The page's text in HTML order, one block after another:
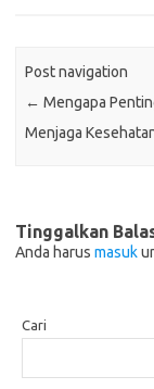
Post navigation
← Mengapa
Menjaga
Tinggalkan
Anda harus masuk
Cari